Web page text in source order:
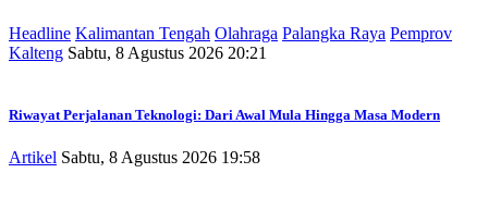
Headline Kalimantan Tengah Olahraga Palangka Raya Pemprov
Kalteng Sabtu, 8 Agustus 2026 20:21
Riwayat Perjalanan Teknologi: Dari Awal Mula Hingga Masa Modern
Artikel Sabtu, 8 Agustus 2026 19:58